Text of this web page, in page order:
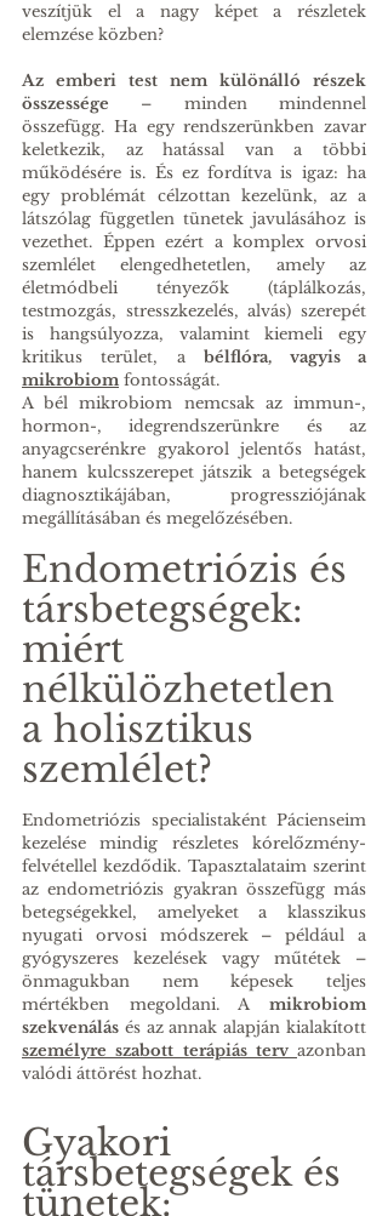
veszítjük el a nagy képet a részletek
elemzése közben?
Az emberi test nem különálló részek
összessége – minden mindennel
összefügg. Ha egy rendszerünkben zavar
keletkezik, az hatással van a többi
működésére is. És ez fordítva is igaz: ha
egy problémát célzottan kezelünk, az a
látszólag független tünetek javulásához is
vezethet. Éppen ezért a komplex orvosi
szemlélet elengedhetetlen, amely az
életmódbeli tényezők (táplálkozás,
testmozgás, stresszkezelés, alvás) szerepét
is hangsúlyozza, valamint kiemeli egy
kritikus terület, a
mikrobiom fontosságát.
A bél mikrobiom nemcsak az immun-,
hormon-, idegrendszerünkre és az
anyagcserénkre gyakorol jelentős hatást,
hanem kulcsszerepet játszik a betegségek
diagnosztikájában, progressziójának
megállításában és megelőzésében.
Endometriózis és
társbetegségek:
miért
nélkülözhetetlen
a holisztikus
szemlélet?
Endometriózis specialistaként Pácienseim
kezelése mindig részletes kórelőzmény-
felvétellel kezdődik. Tapasztalataim szerint
az endometriózis gyakran összefügg más
betegségekkel, amelyeket a klasszikus
nyugati orvosi módszerek – például a
gyógyszeres kezelések vagy műtétek –
önmagukban nem képesek teljes
mértékben megoldani. A mikrobiom
szekvenálás
személyre szabott terápiás terv azonban
valódi áttörést hozhat.
Gyakori
társbetegségek és
tünetek: